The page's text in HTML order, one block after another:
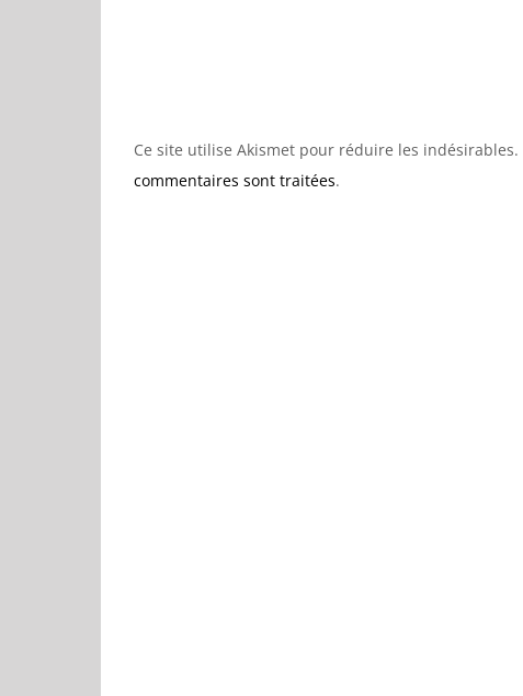
Ce site utilise Akismet pour réduire les indésirables.
commentaires sont traitées.